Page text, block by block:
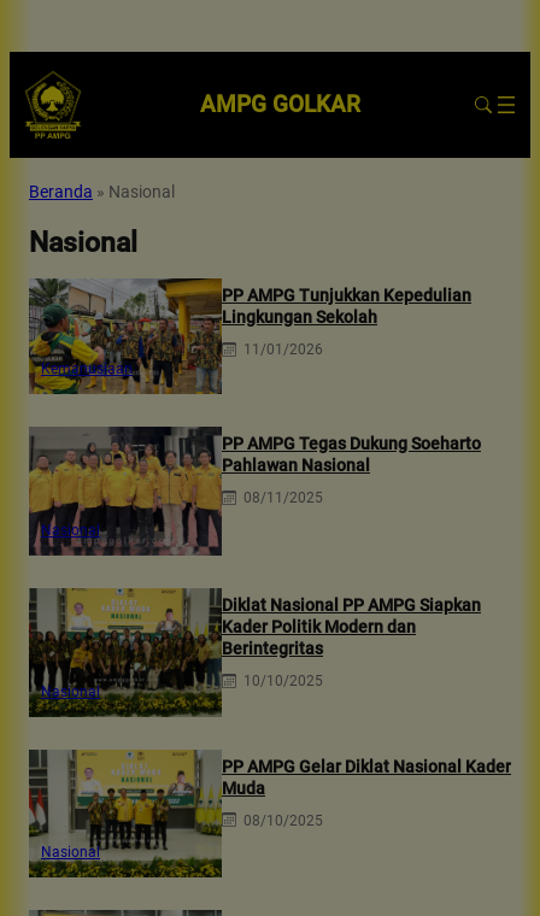
AMPG GOLKAR
Beranda » Nasional
Nasional
Kemanusiaan
PP AMPG Tunjukkan Kepedulian
Lingkungan Sekolah
11/01/2026
Nasional
PP AMPG Tegas Dukung Soeharto
Pahlawan Nasional
08/11/2025
Nasional
Diklat Nasional PP AMPG Siapkan
Kader Politik Modern dan
Berintegritas
10/10/2025
Nasional
PP AMPG Gelar Diklat Nasional Kader
Muda
08/10/2025